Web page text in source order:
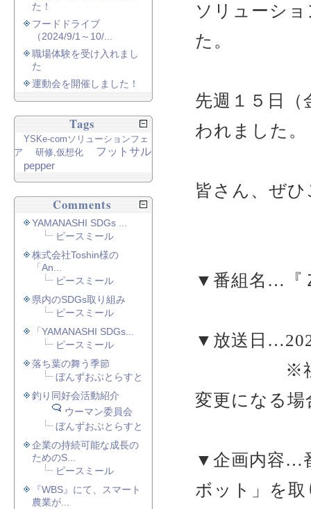
ソリューシ
た。
先週１５日（
われました。
皆さん、ぜ
▼番組名…『
▼放送日
※社会情
変更になる
▼企画内容…
ボット」を
た！
フードドライブ
（2024/9/1～10/...
職場体験を受け入れまし
た
運動会を開催しました！
Tags
YSKe-comソリューションフェ
ア
研修,仮想化
フットサル
pepper
Comments
YAMANASHI SDGs ...
ピースミール
株式会社Toshin様の
「An...
ピースミール
県内のSDGs取り組み
ピースミール
「YAMANASHI SDGs...
ピースミール
落ち葉の舞う季節
ぼんずおぶとらすと
釣り同好会活動紹介
ウーマン委員会
ぼんずおぶとらすと
企業の持続可能な成長の
ためのS...
ピースミール
『WBS』にて、スマート
農業が...